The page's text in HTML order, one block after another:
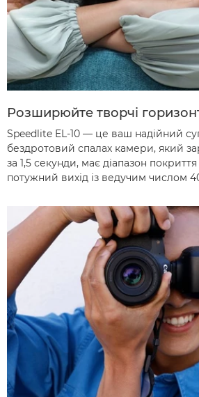
Розширюйте творчі
Speedlite EL-10 — це ваш надійний
бездротовий спалах камери, який
за 1,5 секунди, має діапазон
потужний вихід із ведучим числом